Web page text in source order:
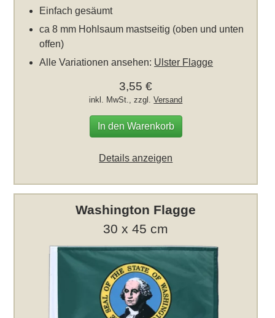
Einfach gesäumt
ca 8 mm Hohlsaum mastseitig (oben und unten
offen)
Alle Variationen ansehen: Ulster Flagge
3,55 €
inkl. MwSt., zzgl.Versand
In den Warenkorb
Details anzeigen
Washington Flagge
30 x 45 cm